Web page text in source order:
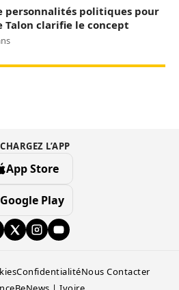
personnalités politiques pour
Talon clarifie le concept
L’APP
App Store
Google Play
ConfidentialitéNous Contacter